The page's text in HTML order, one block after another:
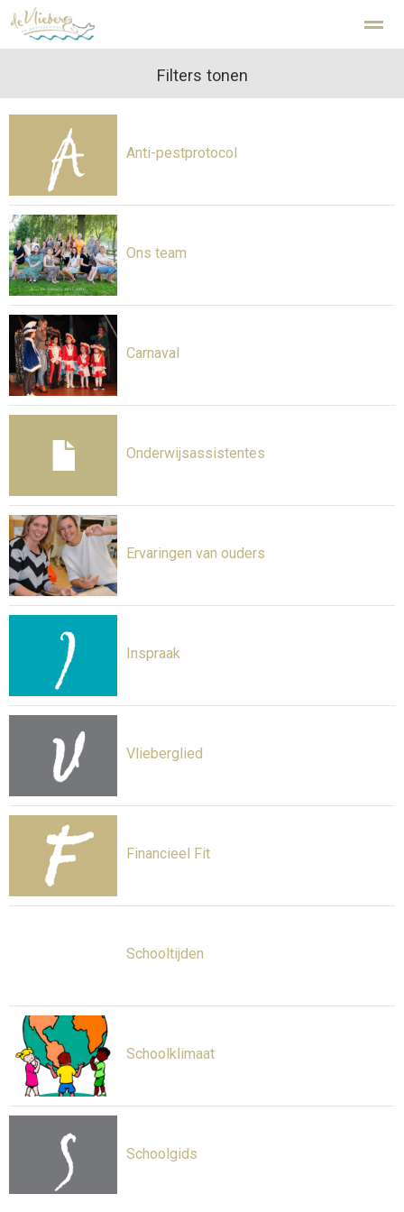
Kindcentrum De Vlieberg Den Helder
Home
Filters tonen
Anti-pestprotocol
Ons team
Carnaval
Onderwijsassistentes
Ervaringen van ouders
Inspraak
Vlieberglied
Financieel Fit
Schooltijden
Schoolklimaat
Schoolgids